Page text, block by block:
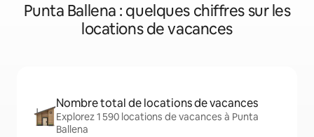
Punta Ballena : quelques chiffres sur les
locations de vacances
Nombre total de locations de vacances
Explorez 1 590 locations de vacances à Punta
Ballena